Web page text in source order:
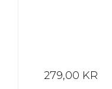
279,00 KR